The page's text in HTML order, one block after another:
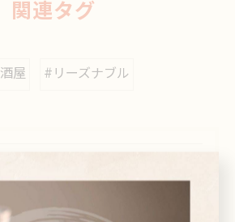
関連タグ
屋 #リーズナブル
てのカテゴリー